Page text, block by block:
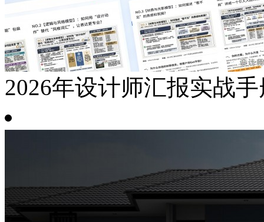
2026年设计师汇报实战